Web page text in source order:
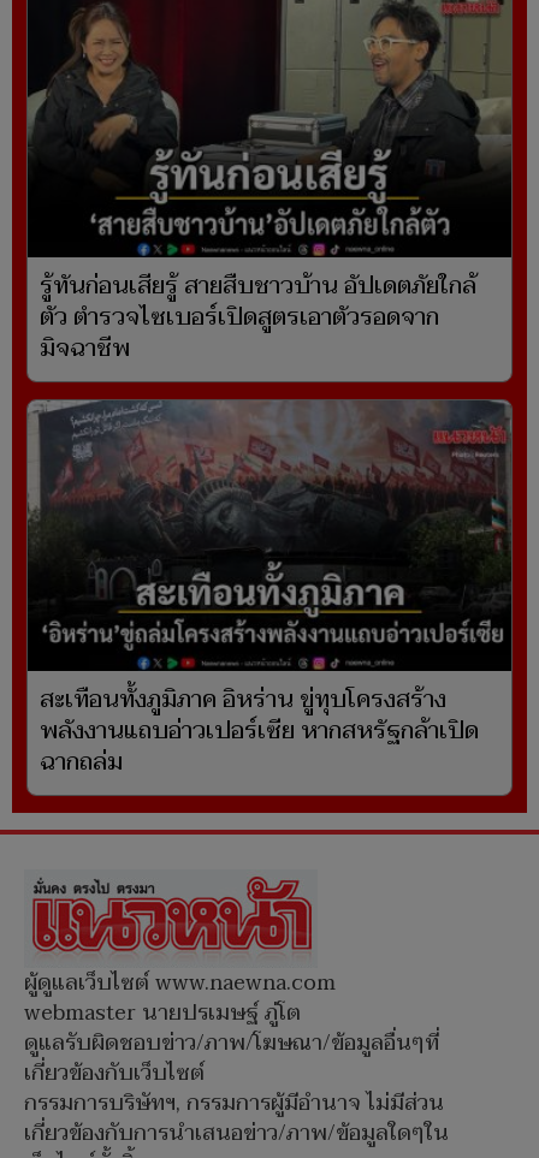
รู้ทันก่อนเสียรู้ สายสืบชาวบ้าน อัปเดตภัยใกล้
ตัว ตำรวจไซเบอร์เปิดสูตรเอาตัวรอดจาก
มิจฉาชีพ
สะเทือนทั้งภูมิภาค อิหร่าน ขู่ทุบโครงสร้าง
พลังงานแถบอ่าวเปอร์เซีย หากสหรัฐกล้าเปิด
ฉากถล่ม
ผู้ดูแลเว็บไซต์ www.naewna.com
webmaster นายปรเมษฐ์ ภู่โต
ดูแลรับผิดชอบข่าว/ภาพ/โฆษณา/ข้อมูลอื่นๆที่
เกี่ยวข้องกับเว็บไซต์
กรรมการบริษัทฯ, กรรมการผู้มีอำนาจ ไม่มีส่วน
เกี่ยวข้องกับการนำเสนอข่าว/ภาพ/ข้อมูลใดๆใน